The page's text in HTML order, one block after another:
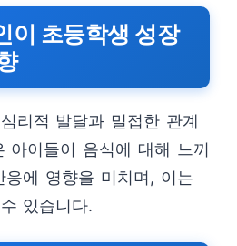
이 초등학생 성장
리적 발달과 밀접한 관계
아이들이 음식에 대해 느끼
에 영향을 미치며, 이는
있습니다.